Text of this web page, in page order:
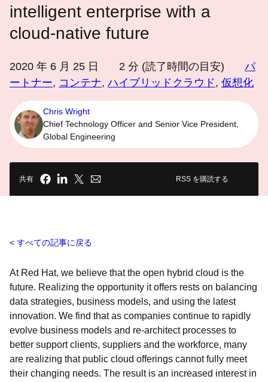
く
だ
い
intelligent enterprise with a
cloud-native future
2020 年 6 月 25 日 2 分 (読了時間の目安)
パ
ートナー, コンテナ, ハイブリッドクラウド, 仮想化
Chris Wright
Chief Technology Officer and Senior Vice President,
Global Engineering
共有 RSS を購読する
すべての記事に戻る
At Red Hat, we believe that the open hybrid cloud is the
future. Realizing the opportunity it offers rests on balancing
data strategies, business models, and using the latest
innovation. We find that as companies continue to rapidly
evolve business models and re-architect processes to
better support clients, suppliers and the workforce, many
are realizing that public cloud offerings cannot fully meet
their changing needs. The result is an increased interest in